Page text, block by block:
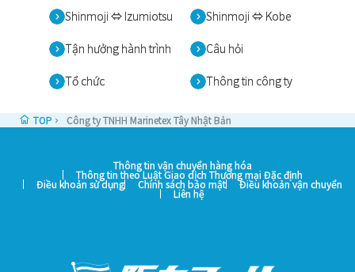
Shinmoji ⇔ Izumiotsu Shinmoji ⇔ Kobe
Tận hưởng hành trình Câu hỏi
Tổ chức Thông tin công ty
TOP Công ty TNHH Marinetex Tây Nhật Bản
Thông tin vận chuyển hàng hóa
Thông tin theo Luật Giao dịch Thương mại Đặc định
Điều khoản sử dụng Chính sách bảo mật Điều khoản vận chuyển
Liên hệ